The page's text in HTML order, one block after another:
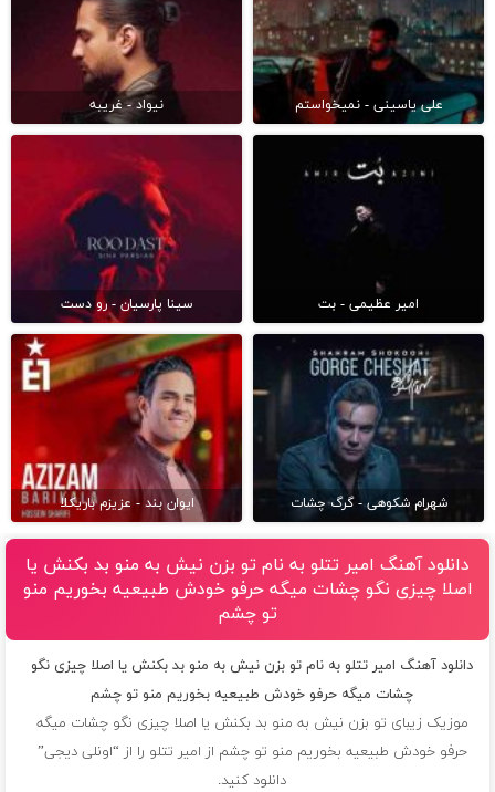
علی یاسینی - نمیخواستم نیواد - غریبه
امیر عظیمی - بت سینا پارسیان - رو دست
شهرام شکوهی - گرگ چشات ایوان بند - عزیزم باریکلا
دانلود آهنگ امیر تتلو به نام تو بزن نیش به منو بد بکنش یا
اصلا چیزی نگو چشات میگه حرفو خودش طبیعیه بخوریم منو
تو چشم
دانلود آهنگ امیر تتلو به نام تو بزن نیش به منو بد بکنش یا اصلا چیزی نگو
چشات میگه حرفو خودش طبیعیه بخوریم منو تو چشم
موزیک زیبای تو بزن نیش به منو بد بکنش یا اصلا چیزی نگو چشات میگه
حرفو خودش طبیعیه بخوریم منو تو چشم از امیر تتلو را از “اونلی دیجی”
دانلود کنید.